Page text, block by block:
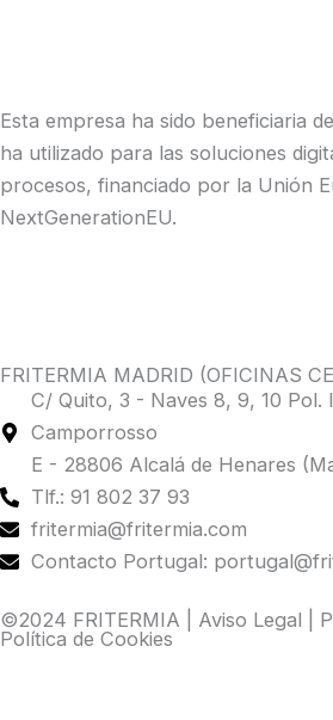
Esta empresa ha sido beneficiaria
ha utilizado para las soluciones
procesos, financiado por la Unión
NextGenerationEU.
FRITERMIA MADRID (OFICINAS
C/ Quito, 3 - Naves 8, 9, 10 Pol.
Camporrosso
E - 28806 Alcalá de Henares
Tlf.: 91 802 37 93
fritermia@fritermia.com
Contacto Portugal:
©2024 FRITERMIA | Aviso Legal
Política de Cookies